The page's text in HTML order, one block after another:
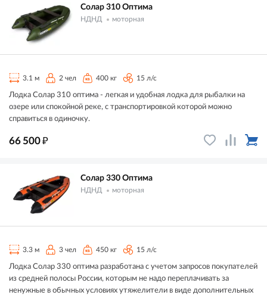
Солар 310 Оптима
НДНД моторная
3.1 м 2 чел 400 кг 15 л/с
Лодка Солар 310 оптима - легкая и удобная лодка для рыбалки на
озере или спокойной реке, с транспортировкой которой можно
справиться в одиночку.
66 500₽
Солар 330 Оптима
НДНД моторная
3.3 м 3 чел 450 кг 15 л/с
Лодка Солар 330 оптима разработана с учетом запросов покупателей
из средней полосы России, которым не надо переплачивать за
ненужные в обычных условиях утяжелители в виде дополнительных